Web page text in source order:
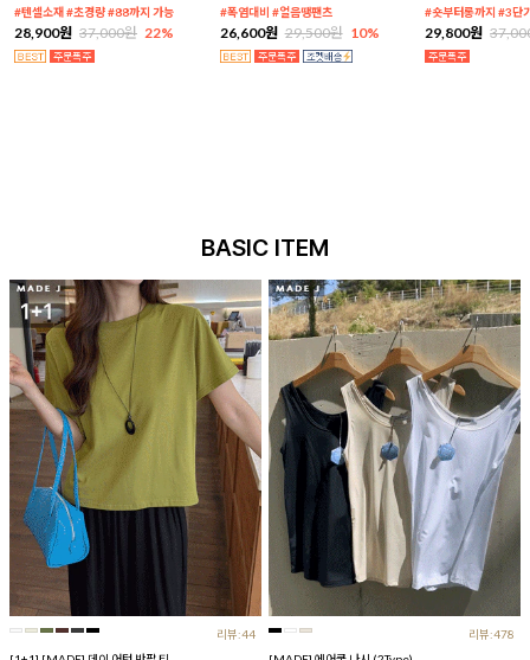
#텐셀소재 #초경량 #88까지 가능
28,900원 37,000원 22%
#폭염대비 #얼음땡팬츠
26,600원 29,500원 10%
#숏부터롱까지 #3단
29,800원
BASIC ITEM
리뷰:44
리뷰:478